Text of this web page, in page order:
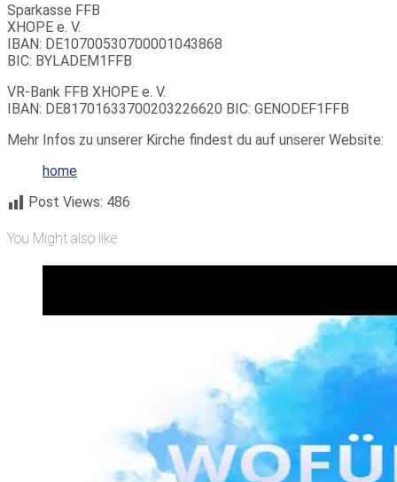
Sparkasse FFB
XHOPE e. V.
IBAN: DE10700530700001043868
BIC: BYLADEM1FFB
VR-Bank FFB XHOPE e. V.
IBAN: DE81701633700203226620 BIC: GENODEF1FFB
Mehr Infos zu unserer Kirche findest du auf unserer Website:
home
Post Views: 486
You Might also like